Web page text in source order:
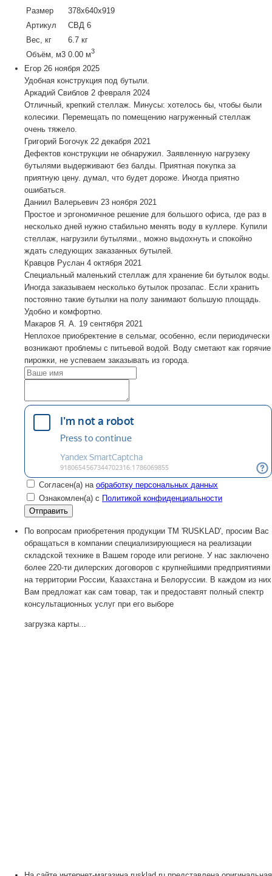
Размер
378х640х919
Артикул
СВД 6
Вес, кг
6.7 кг
Объём, м3 0.00 м3
Егор 26 ноября 2025
Удобная конструкция под бутыли.
Аркадий Свиблов 2 февраля 2024
Отличный, крепкий стеллаж. Минусы: хотелось бы, чтобы были
колесики. Перемещать по помещению нагруженный стеллаж
очень тяжело.
Григорий Богочук 22 декабря 2021
Дефектов конструкции не обнаружил. Заявленную нагрузеку
бутылями выдерживают без балды. Приятная покупка за
приятную цену. думал, что будет дороже. Иногда приятно
ошибаться.
Даниил Валерьевич 23 ноября 2021
Простое и эргономичное решение для большого офиса, где раз в
несколько дней нужно стабильно менять воду в куллере. Купили
стеллаж, нагрузили бутылями., можно выдохнуть и спокойно
ждать следующих заказанных бутылей.
Кравцов Руслан 4 октября 2021
Специальный маленький стеллаж для хранение 6и бутылок воды.
Иногда заказываем несколько бутылок прозапас. Если хранить
постоянно такие бутылки на полу занимают большую площадь.
Удобно и комфортно.
Макаров Я. А.
19 сентября 2021
Неплохое приобректение в сельмаг, особенно, если периодически
возникают проблемы с питьевой водой. Воду сметают как горячие
пирожки, не успеваем заказывать из города.
Согласен(а) на обработку персональных данных
Ознакомлен(а) с Политикой конфиденциальности
По вопросам приобретения продукции TM 'RUSKLAD', просим Вас
обращаться в компании специализирующиеся на реализации
складской технике в Вашем городе или регионе. У нас заключено
более 220-ти дилерских договоров с крупнейшими предприятиями
на территории России, Казахстана и Белоруссии. В каждом из них
Вам предложат как сам товар, так и предоставят полный спектр
консультационных услуг при его выборе
загрузка карты...